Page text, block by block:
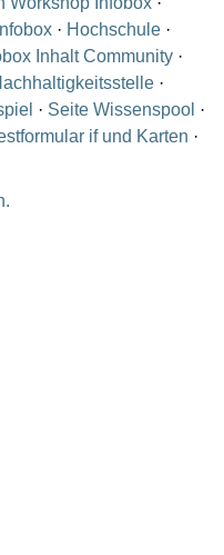
· Hochschule ·
Inhalt Community ·
·
· Seite Wissenspool ·
if und Karten ·